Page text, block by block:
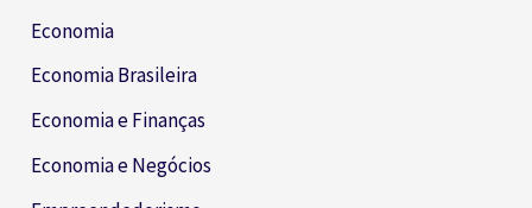
Economia
Economia Brasileira
Economia e Finanças
Economia e Negócios